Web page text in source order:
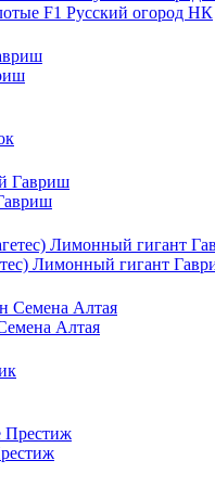
F1 Русский огород НК
Лимонный гигант
Алтая